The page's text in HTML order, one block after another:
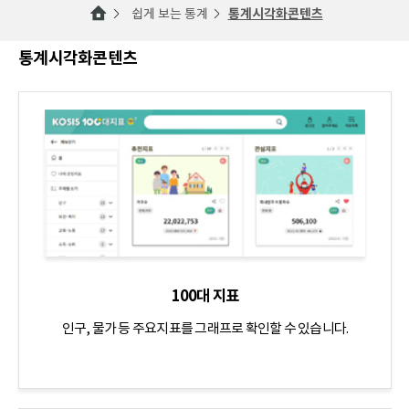
쉽게 보는 통계 통계시각화콘텐츠
통계시각화콘텐츠
100대 지표
인구, 물가 등 주요지표를 그래프로 확인할 수 있습니다.